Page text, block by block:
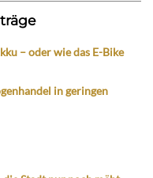
– oder wie das E-Bike
in geringen